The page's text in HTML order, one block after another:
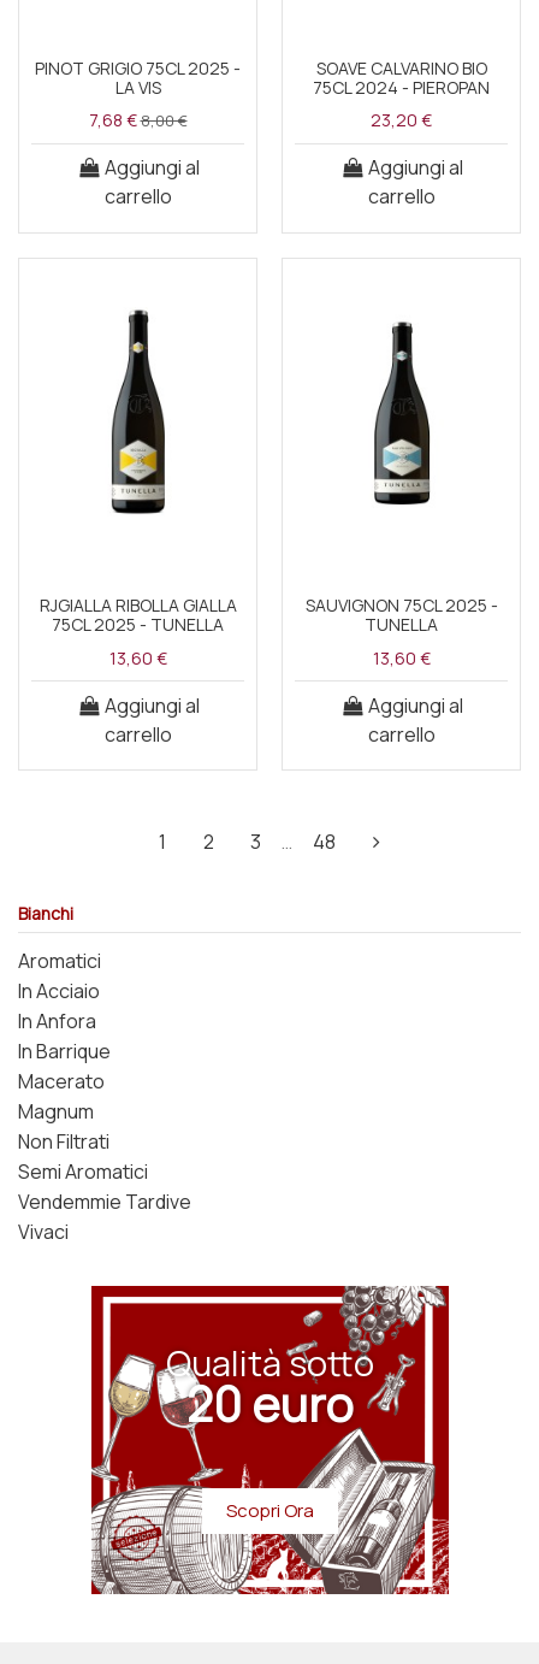
PINOT GRIGIO 75CL 2025 -
LA VIS
7,68 €8,00 €
Aggiungi al
carrello
SOAVE CALVARINO BIO
75CL 2024 - PIEROPAN
23,20 €
Aggiungi al
carrello
RJGIALLA RIBOLLA GIALLA
75CL 2025 - TUNELLA
13,60 €
Aggiungi al
carrello
SAUVIGNON 75CL 2025 -
TUNELLA
13,60 €
Aggiungi al
carrello
1 2 3 … 48
Bianchi
Aromatici
In Acciaio
In Anfora
In Barrique
Macerato
Magnum
Non Filtrati
Semi Aromatici
Vendemmie Tardive
Vivaci
Qualità sotto
20 euro
Scopri Ora